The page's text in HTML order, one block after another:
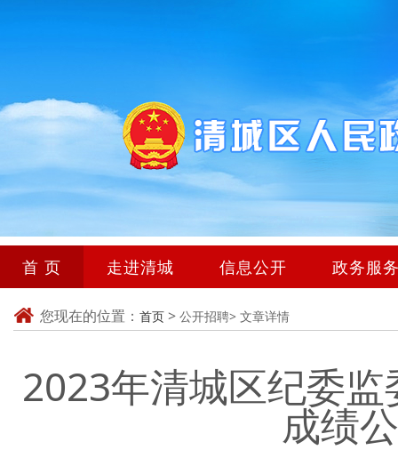
首 页 走进清城 信息公开 政务服
您现在的位置： 首页 > 公开招聘> 文章详情
2023年清城区纪委
成绩